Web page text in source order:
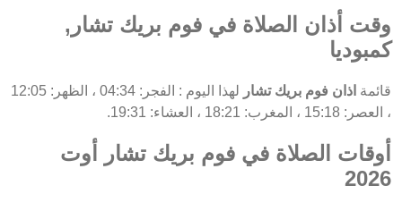
وقت أذان الصلاة في فوم بريك تشار,
كمبوديا
قائمة اذان فوم بريك تشار
لهذا اليوم : الفجر: 04:34 ، الظهر: 12:05
، العصر: 15:18 ، المغرب: 18:21 ، العشاء: 19:31.
أوقات الصلاة في فوم بريك تشار أوت
2026